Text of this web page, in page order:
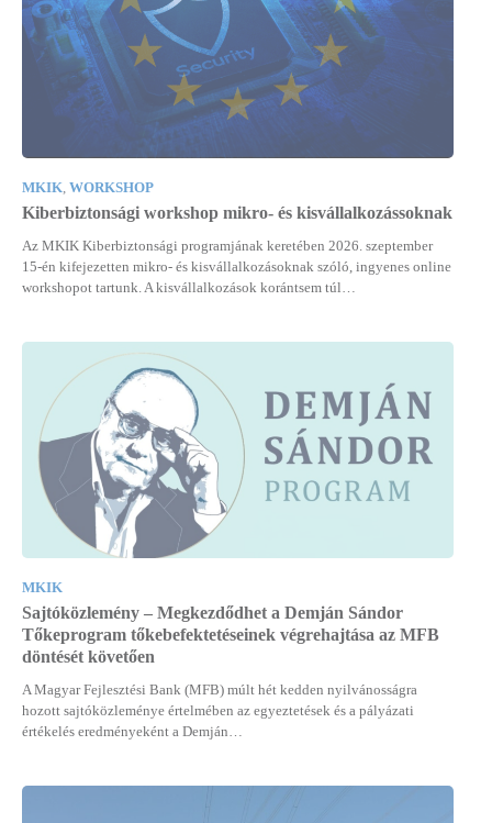
MKIK, WORKSHOP
Kiberbiztonsági workshop mikro- és kisvállalkozássoknak
Az MKIK Kiberbiztonsági programjának keretében 2026. szeptember
15-én kifejezetten mikro- és kisvállalkozásoknak szóló, ingyenes online
workshopot tartunk. A kisvállalkozások korántsem túl…
MKIK
Sajtóközlemény – Megkezdődhet a Demján Sándor
Tőkeprogram tőkebefektetéseinek végrehajtása az MFB
döntését követően
A Magyar Fejlesztési Bank (MFB) múlt hét kedden nyilvánosságra
hozott sajtóközleménye értelmében az egyeztetések és a pályázati
értékelés eredményeként a Demján…